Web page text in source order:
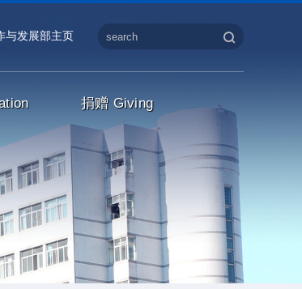
与发展部主页
捐赠 Giving